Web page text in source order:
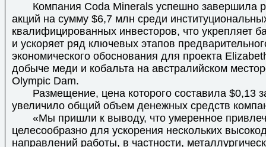
Компания Coda Minerals успешно завершила
акций на сумму $6,7 млн ​​среди
квалифицированных инвесторов, что укрепляет
и ускоряет ряд ключевых этапов
экономического обоснования для проекта
добыче меди и кобальта на австралийском
Olympic Dam.
Размещение, цена которого составила $0,13
увеличило общий объем денежных средств
«Мы пришли к выводу, что умеренное
целесообразно для ускорения нескольких
направлений работы, в частности,